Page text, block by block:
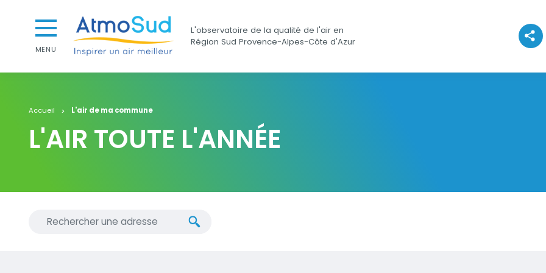
Aller au premier menu de navigation
Aller à la recherche
MENU
AtmoSud
L'observatoire de la qualité de l'air en
Région Sud Provence-Alpes-Côte d'Azur
Voir
Accueil L'air de ma commune
L'AIR TOUTE L'ANNÉE
Chercher une nouvelle adresse